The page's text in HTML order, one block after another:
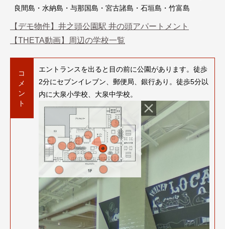
良間島・水納島・与那国島・宮古諸島・石垣島・竹富島
【デモ物件】井之頭公園駅 井の頭アパートメント
【THETA動画】周辺の学校一覧
コ
メ
ン
ト
エントランスを出ると目の前に公園があります。徒歩
2分にセブンイレブン、郵便局、銀行あり。徒歩5分以
内に大泉小学校、大泉中学校。